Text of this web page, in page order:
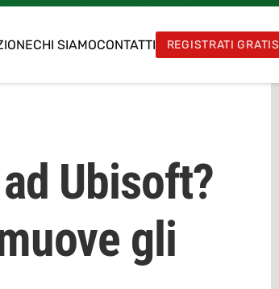
CHI SIAMOCONTATTI REGISTRATI GRATIS
Ubisoft?
gli